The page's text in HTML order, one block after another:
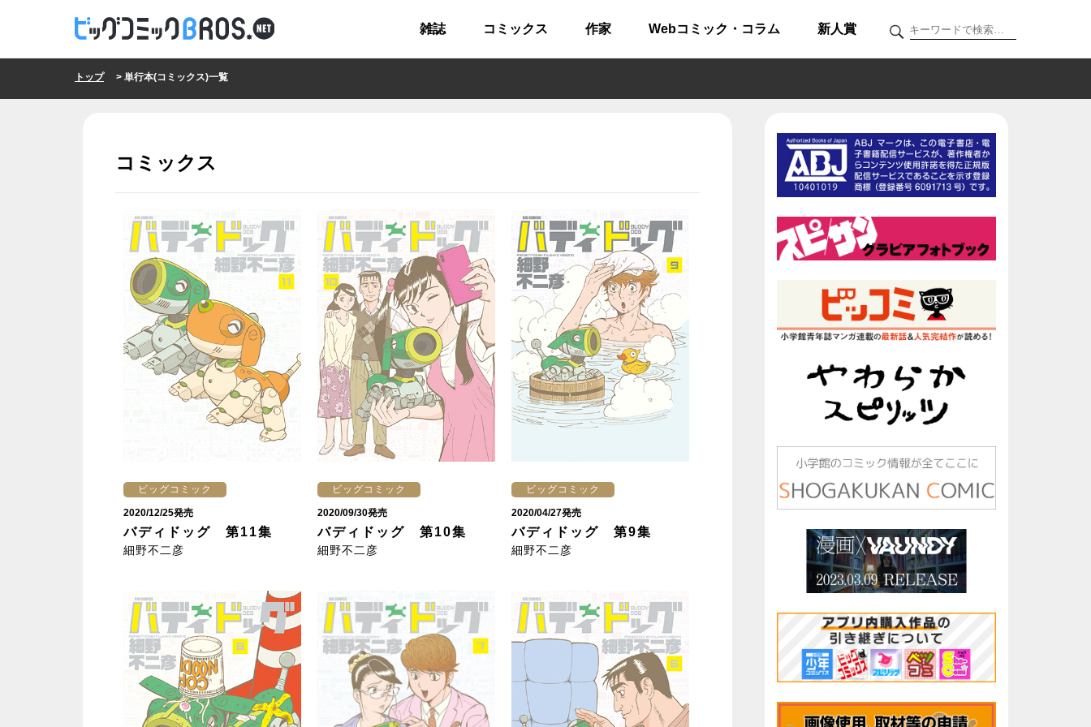
雑誌 コミックス 作家 Webコミック・コラム 新人賞
トップ> 単行本(コミックス)一覧
コミックス
ビッグコミック
2020/12/25発売
バディドッグ 第11集
細野不二彦
ビッグコミック
2020/09/30発売
バディドッグ 第10集
細野不二彦
ビッグコミック
2020/04/27発売
バディドッグ 第9集
細野不二彦